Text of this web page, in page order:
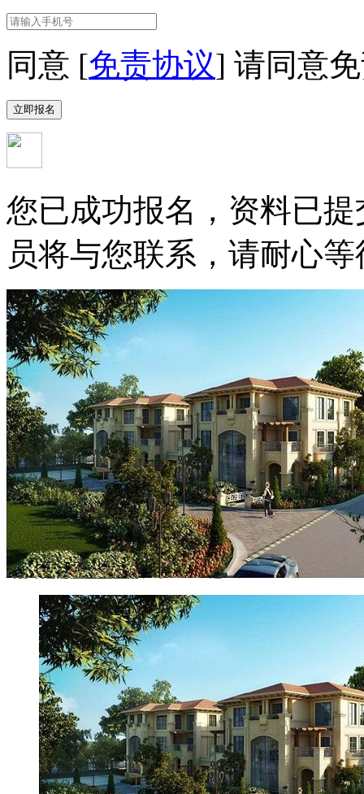
同意 [免责协议] 请同意
您已成功报名，资料已
员将与您联系，请耐心等